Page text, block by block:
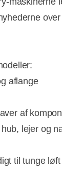
aflange
af
lejer og
til tunge løft